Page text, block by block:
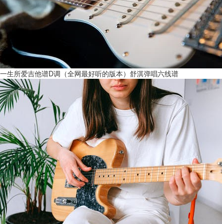
一生所爱吉他谱D调（全网最好听的版本）舒淇弹唱六线谱